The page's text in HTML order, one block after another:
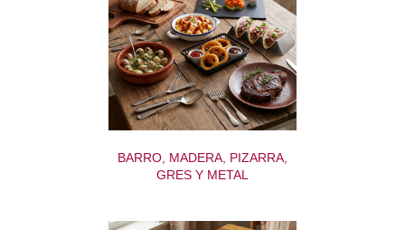
BARRO, MADERA, PIZARRA,
GRES Y METAL